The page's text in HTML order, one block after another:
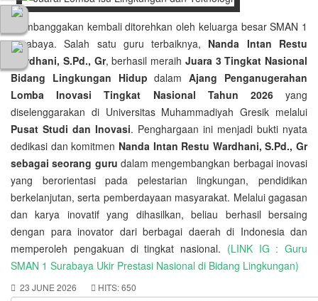
membanggakan kembali ditorehkan oleh keluarga besar SMAN 1
Surabaya. Salah satu guru terbaiknya, Nanda Intan Restu
Wardhani, S.Pd., Gr, berhasil meraih Juara 3 Tingkat Nasional
Bidang Lingkungan Hidup dalamAjang Penganugerahan
Lomba Inovasi Tingkat Nasional Tahun 2026yang
diselenggarakan di Universitas Muhammadiyah Gresik melalui
Pusat Studi dan Inovasi. Penghargaan ini menjadi bukti nyata
dedikasi dan komitmen Nanda Intan Restu Wardhani, S.Pd., Gr
sebagai seorang guru dalam mengembangkan berbagai inovasi
yang berorientasi pada pelestarian lingkungan, pendidikan
berkelanjutan, serta pemberdayaan masyarakat. Melalui gagasan
dan karya inovatif yang dihasilkan, beliau berhasil bersaing
dengan para inovator dari berbagai daerah di Indonesia dan
memperoleh pengakuan di tingkat nasional. (LINK IG : Guru
SMAN 1 Surabaya Ukir Prestasi Nasional di Bidang Lingkungan)
23 JUNE 2026 HITS: 650